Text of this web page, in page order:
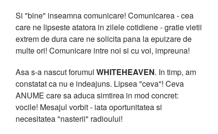
Si "bine" inseamna comunicare! Comunicarea - cea
care ne lipseste atatora in zilele cotidiene - gratie vietii
extrem de dura care ne solicita pana la epuizare de
multe ori! Comunicare intre noi si cu voi, impreuna!
Asa s-a nascut forumul WHITEHEAVEN. In timp, am
constatat ca nu e indeajuns. Lipsea "ceva"! Ceva
ANUME care sa aduca simtirea in mod concret:
vocile! Mesajul vorbit - iata oportunitatea si
necesitatea "nasterii" radioului!